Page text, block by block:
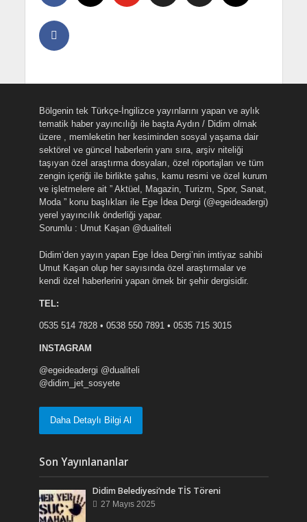
Bölgenin tek Türkçe-İngilizce yayınlarını yapan ve aylık
tematik haber yayıncılığı ile başta Aydın / Didim olmak
üzere , memleketin her kesiminden sosyal yaşama dair
sektörel ve güncel haberlerin yanı sıra, arşiv niteliği
taşıyan özel araştırma dosyaları, özel röportajları ve tüm
zengin içeriği ile birlikte şahıs, kamu resmi ve özel kurum
ve işletmelere ait ” Aktüel, Magazin, Turizm, Spor, Sanat,
Moda ” konu başlıkları ile Ege İdea Dergi (@egeideadergi)
yerel yayıncılık önderliği yapar.
Sorumlu : Umut Kaşan @dualiteli
Didim’den yayın yapan Ege İdea Dergi’nin imtiyaz sahibi
Umut Kaşan olup her sayısında özel araştırmalar ve
kendi özel haberlerini yapan örnek bir şehir dergisidir.
TEL:
0535 514 7828 • 0538 550 7891 • 0535 715 3015
INSTAGRAM
@egeideadergi @dualiteli
@didim_jet_sosyete
Daha Detaylı Bilgi Al
Son Yayınlananlar
Didim Belediyesi’nde TİS Töreni
27 Mayıs 2025